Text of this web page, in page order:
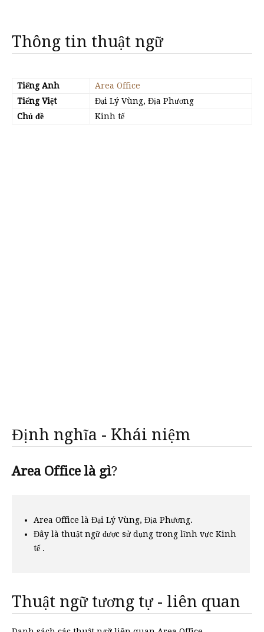
Thông tin thuật ngữ
Tiếng Anh
Area Office
Tiếng Việt
Đại Lý Vùng, Địa Phương
Chủ đề
Kinh tế
Định nghĩa - Khái niệm
Area Office là gì?
Area Office là Đại Lý Vùng, Địa Phương.
Đây là thuật ngữ được sử dụng trong lĩnh vực Kinh
tế .
Thuật ngữ tương tự - liên quan